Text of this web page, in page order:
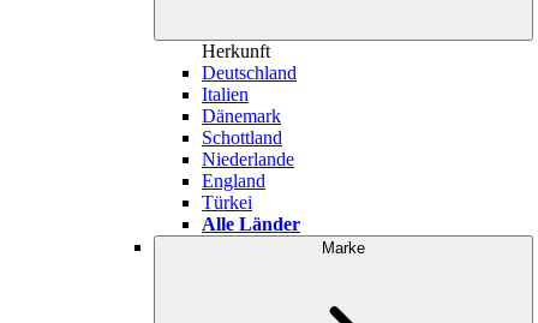
Herkunft
Deutschland
Italien
Dänemark
Schottland
Niederlande
England
Türkei
Alle Länder
Marke